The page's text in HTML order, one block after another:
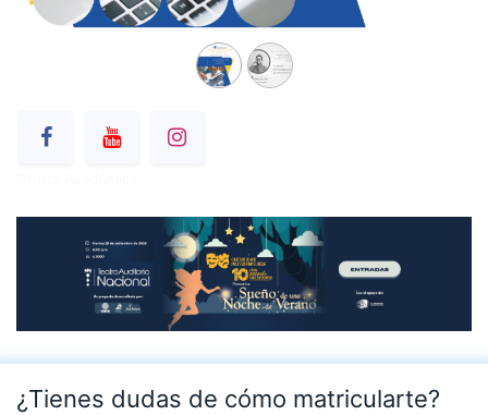
¿Tienes dudas de cómo matricularte?